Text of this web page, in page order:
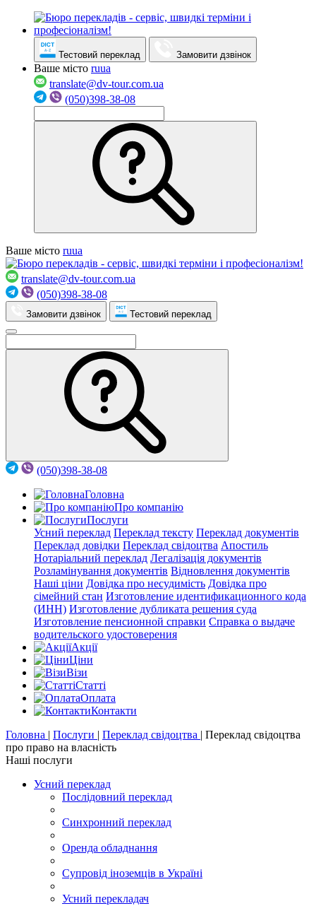
Тестовий переклад Замовити дзвінок
Ваше місто ruua
translate@dv-tour.com.ua
(050)398-38-08
Ваше місто ruua
translate@dv-tour.com.ua
(050)398-38-08
Замовити дзвінок Тестовий переклад
(050)398-38-08
Головна
Про компанію
Послуги
Усний переклад Переклад тексту Переклад документів
Переклад довідки Переклад свідоцтва Апостиль
Нотаріальний переклад Легалізація документів
Розламінування документів Відновлення документів
Наші ціни Довідка про несудимість Довідка про
сімейний стан Изготовление идентификационного кода
(ИНН) Изготовление дубликата решения суда
Изготовление пенсионной справки Справка о выдаче
водительского удостоверения
Акції
Цiни
Візи
Статті
Оплата
Контакти
Головна | Послуги | Переклад свідоцтва | Переклад свідоцтва
про право на власність
Наші послуги
Усний переклад
Послідовний переклад
Синхронний переклад
Оренда обладнання
Супровід іноземців в Україні
Усний перекладач